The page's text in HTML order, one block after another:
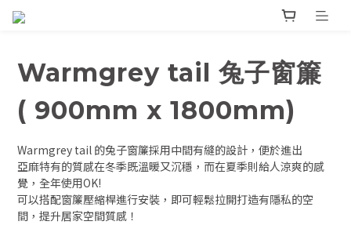
Warmgrey tail 兔子窗簾
( 900mm x 1800mm)
Warmgrey tail 的兔子窗簾採用中間有縫的設計，便於進出
亞麻特有的質感在冬季既溫暖又沉穩，而在夏季則給人涼爽的感
覺，全年使用OK!
可以搭配窗簾壓縮桿進行安裝，即可輕鬆拉開打造有隱私的空
間，提升居家空間質感！